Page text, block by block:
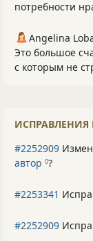
потребности
Angelina
Это большое
с которым не
ИСПРАВЛЕНИЯ
#2252909
автор 0?
#2253341
#2252909